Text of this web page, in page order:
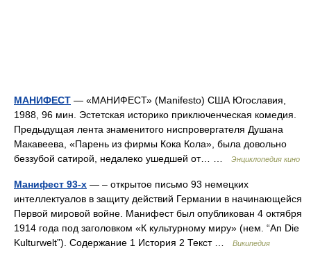
МАНИФЕСТ — «МАНИФЕСТ» (Manifesto) США Югославия,
1988, 96 мин. Эстетская историко приключенческая комедия.
Предыдущая лента знаменитого ниспровергателя Душана
Макавеева, «Парень из фирмы Кока Кола», была довольно
беззубой сатирой, недалеко ушедшей от… …
Энциклопедия кино
Манифест 93-х — – открытое письмо 93 немецких
интеллектуалов в защиту действий Германии в начинающейся
Первой мировой войне. Манифест был опубликован 4 октября
1914 года под заголовком «К культурному миру» (нем. “An Die
Kulturwelt”). Содержание 1 История 2 Текст …
Википедия